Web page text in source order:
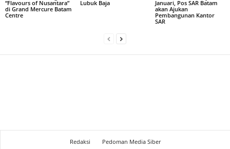
“Flavours of Nusantara”
di Grand Mercure Batam
Centre
Lubuk Baja
Januari, Pos SAR Batam
akan Ajukan
Pembangunan Kantor
SAR
Redaksi Pedoman Media Siber